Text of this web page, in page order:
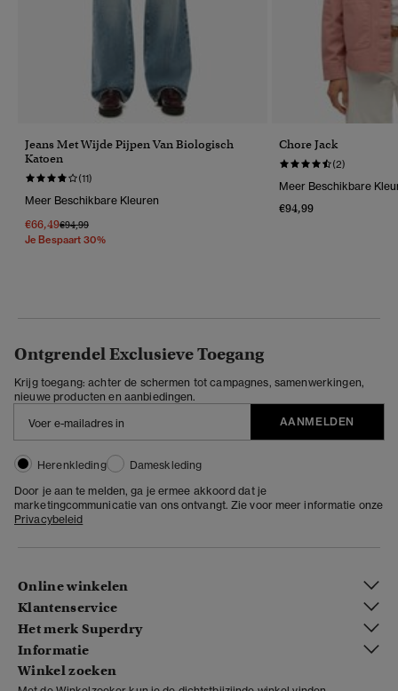
Jeans Met Wijde Pijpen Van Biologisch
Katoen
(11)
Meer Beschikbare Kleuren
€66,49Prijs Verlaagd Van
€94,99Naar
Je Bespaart 30%
Chore Jack
(2)
Meer Beschikbare
€94,99
Ontgrendel Exclusieve Toegang
Krijg toegang: achter de schermen tot campagnes, samenwerkingen,
nieuwe producten en aanbiedingen.
AANMELDEN
Herenkleding
Dameskleding
Door je aan te melden, ga je ermee akkoord dat je
marketingcommunicatie van ons ontvangt. Zie voor meer informatie onze
Privacybeleid
Online winkelen
Klantenservice
Het merk Superdry
Informatie
Winkel zoeken